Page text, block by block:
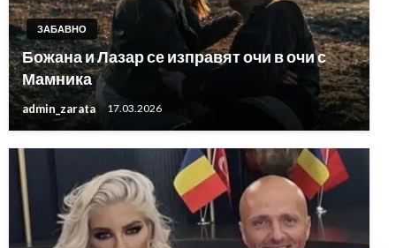
ЗАБАВНО
Божана и Лазар се изправят очи в очи с
Мамника
admin_zarata 17.03.2026